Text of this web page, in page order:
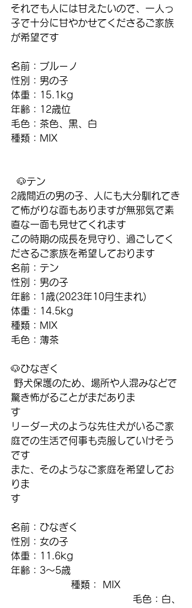
それでも人には甘えたいので、一人っ
子で十分に甘やかせてくださるご家族
が希望です
名前：ブルーノ
性別：男の子
体重：15.1kg
年齢：12歳位
毛色：茶色、黒、白
種類：MIX
  🐶テン
2歳間近の男の子、人にも大分馴れてき
て怖がりな面もありますが無邪気で素
直な一面も見せてくれます
この時期の成長を見守り、過ごしてく
ださるご家族を希望しております
名前：テン
性別：男の子
年齢：1歳(2023年10月生まれ)
体重：14.5kg
種類：MIX
毛色：薄茶
🐶ひなぎく
驚き怖がることがまだありま
す
リーダー犬のような先住犬がいるご家
庭での生活で何事も克服していけそう
です
また、そのようなご家庭を希望してお
りま
す
名前：ひなぎく
性別：女の子
体重：11.6kg
年齢：3～5歳
                    種類： MIX
                                         毛色：白、